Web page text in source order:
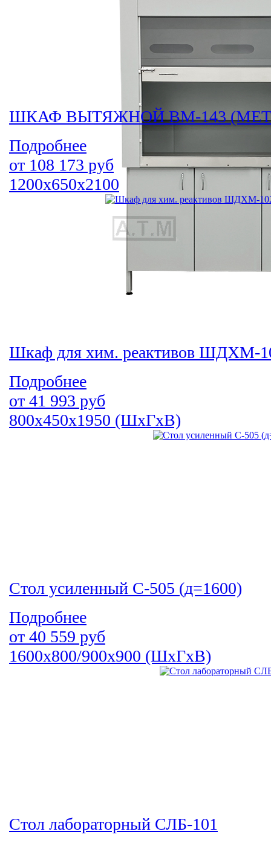
ШКАФ ВЫТЯЖНОЙ ВМ-143
Подробнее
от 108 173 руб
1200х650х2100
Шкаф для хим. реактивов ШДХМ-
Подробнее
от 41 993 руб
800х450х1950 (ШхГхВ)
Стол усиленный С-505 (д=1600)
Подробнее
от 40 559 руб
1600х800/900х900 (ШхГхВ)
Стол лабораторный СЛБ-101